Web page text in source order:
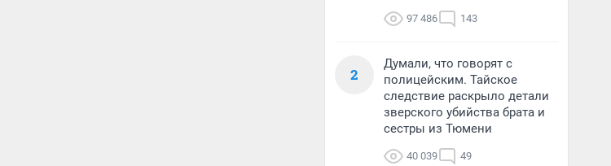
97 486 143
2
Думали, что говорят с
полицейским. Тайское
следствие раскрыло детали
зверского убийства брата и
сестры из Тюмени
40 039 49